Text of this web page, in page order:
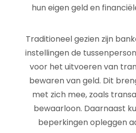
hun eigen geld en
Traditioneel gezien zijn
instellingen de
voor het uitvoeren van
bewaren van geld. Dit
met zich mee, zoals
bewaarloon. Daarnaast
beperkingen opleggen